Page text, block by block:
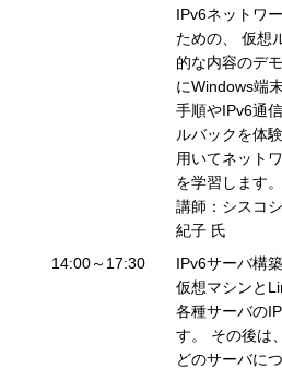
IPv6ネットワ
ための、 仮想
的な内容のデ
にWindows端
手順やIPv6通
ルバックを体
用いてネット
を学習します。
講師：シスコ
紀子 氏
14:00～17:30
IPv6サーバ構築
仮想マシンと
各種サーバの
す。 その後は
どのサーバに